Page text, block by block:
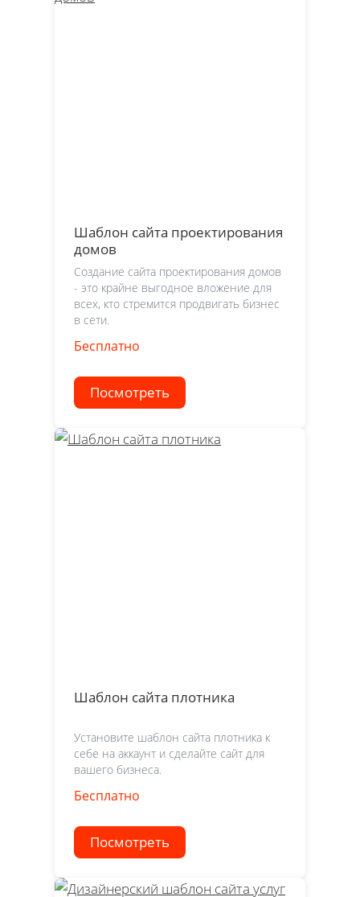
Шаблон сайта проектирования
домов
Создание сайта проектирования домов
- это крайне выгодное вложение для
всех, кто стремится продвигать бизнес
в сети.
Бесплатно
Посмотреть
Шаблон сайта плотника
Установите шаблон сайта плотника к
себе на аккаунт и сделайте сайт для
вашего бизнеса.
Бесплатно
Посмотреть